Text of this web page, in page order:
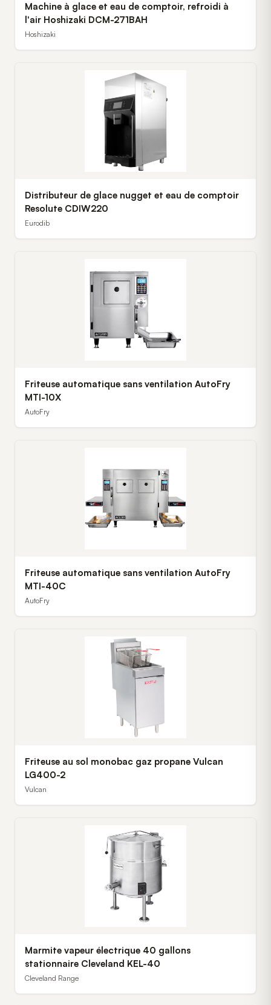
Machine à glace et eau de comptoir, refroidi à
l'air Hoshizaki DCM-271BAH
Hoshizaki
Distributeur de glace nugget et eau de comptoir
Resolute CDIW220
Eurodib
Friteuse automatique sans ventilation AutoFry
MTI-10X
AutoFry
Friteuse automatique sans ventilation AutoFry
MTI-40C
AutoFry
Friteuse au sol monobac gaz propane Vulcan
LG400-2
Vulcan
Marmite vapeur électrique 40 gallons
stationnaire Cleveland KEL-40
Cleveland Range